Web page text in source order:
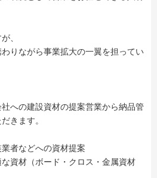
、
りながら事業拡大の一翼を担ってい
への建設資材の提案営業から納品管
きます。
者などへの資材提案
な資材（ボード・クロス・金属資材